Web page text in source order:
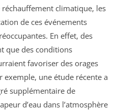
réchauffement climatique, les
de ces événements
En effet, des
que des conditions
favoriser des orages
une étude récente a
supplémentaire de
d’eau dans l’atmosphère